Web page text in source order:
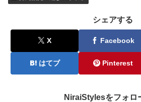
シェアする
X Facebook
はてブ Pinterest
NiraiStylesをフォロ